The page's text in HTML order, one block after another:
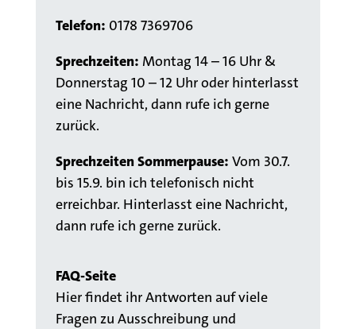
Telefon: 0178 7369706
Sprechzeiten: Montag 14 – 16 Uhr &
Donnerstag 10 – 12 Uhr oder hinterlasst
eine Nachricht, dann rufe ich gerne
zurück.
Sprechzeiten Sommerpause: Vom 30.7.
bis 15.9. bin ich telefonisch nicht
erreichbar. Hinterlasst eine Nachricht,
dann rufe ich gerne zurück.
FAQ-Seite
Hier findet ihr Antworten auf viele
Fragen zu Ausschreibung und